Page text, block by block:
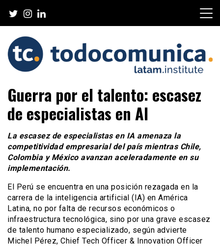
content
TodoComunica x LATAM
Institute
Guerra por el talento: escasez
de especialistas en AI
La escasez de especialistas en IA amenaza la
competitividad empresarial del país mientras Chile,
Colombia y México avanzan aceleradamente en su
implementación.
El Perú se encuentra en una posición rezagada en la
carrera de la inteligencia artificial (IA) en América
Latina, no por falta de recursos económicos o
infraestructura tecnológica, sino por una grave escasez
de talento humano especializado, según advierte
Michel Pérez, Chief Tech Officer & Innovation Officer